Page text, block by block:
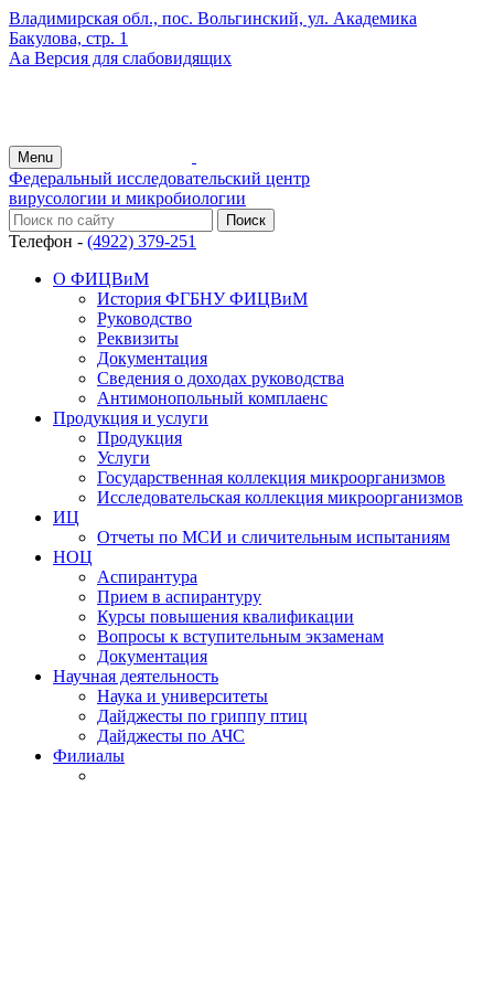
Владимирская обл., пос. Вольгинский, ул. Академика
Бакулова, стр. 1
Аа Версия для слабовидящих
Menu
Федеральный исследовательский центр
вирусологии и микробиологии
Телефон - (4922) 379-251
О ФИЦВиМ
История ФГБНУ ФИЦВиМ
Руководство
Реквизиты
Документация
Сведения о доходах руководства
Антимонопольный комплаенс
Продукция и услуги
Продукция
Услуги
Государственная коллекция микроорганизмов
Исследовательская коллекция микроорганизмов
ИЦ
Отчеты по МСИ и сличительным испытаниям
НОЦ
Аспирантура
Прием в аспирантуру
Курсы повышения квалификации
Вопросы к вступительным экзаменам
Документация
Научная деятельность
Наука и университеты
Дайджесты по гриппу птиц
Дайджесты по АЧС
Филиалы